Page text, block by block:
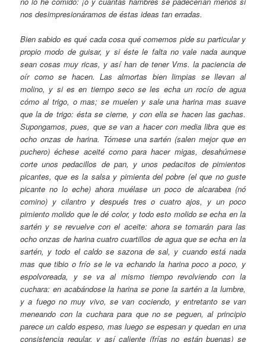
nos desimpresionáramos de éstas ideas tan erradas.
Bien sabido es qué cada cosa qué comemos pide su particular y
propio modo de guisar, y si éste le falta no vale nada aunque
sean cosas muy ricas, y así han de tener Vms. la paciencia de
oír como se hacen. Las almortas bien limpias se llevan al
molino, y si es en tiempo seco se les echa un rocío de agua
cómo al trigo, o mas; se muelen y sale una harina mas suave
que la de trigo: ésta se cierne, y con ella se hacen las gachas.
Supongamos, pues, que se van a hacer con media libra que es
ocho onzas de harina. Tómese una sartén (salen mejor que en
puchero) échese aceité como para hacer migas, desahúmese
corte unos pedacillos de pan, y unos pedacitos de pimientos
picantes, que es la salsa y pimienta del pobre (el que no guste
picante no lo eche) ahora muélase un poco de alcarabea (nó
comino) y cilantro y después tres o cuatro ajos, y un poco
pimiento molido que le dé color, y todo esto molido se echa en la
sartén y se revuelve con el aceite: ahora se tomarán para las
ocho onzas de harina cuatro cuartillos de agua que se echa en la
sartén, y todo el caldo se sazona de sal, y cuando está nada
mas que tibio o frío se le va echando la harina poco a poco, y
espolvoreada, y se va al mismo tiempo revolviendo con la
cuchara: en acabándose la harina se pone la sartén a la lumbre,
y a fuego no muy vivo, se van cociendo, y entretanto se van
meneando con la cuchara para que no se peguen, al principio
parece un caldo espeso, mas luego se espesan y quedan en una
consistencia regular, y así caliente (frías no están buenas) se